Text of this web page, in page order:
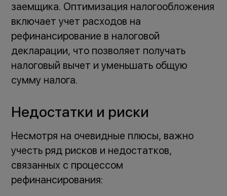
заемщика. Оптимизация налогообложения
включает учет расходов на
рефинансирование в налоговой
декларации, что позволяет получать
налоговый вычет и уменьшать общую
сумму налога.
Недостатки и риски
Несмотря на очевидные плюсы, важно
учесть ряд рисков и недостатков,
связанных с процессом
рефинансирования: